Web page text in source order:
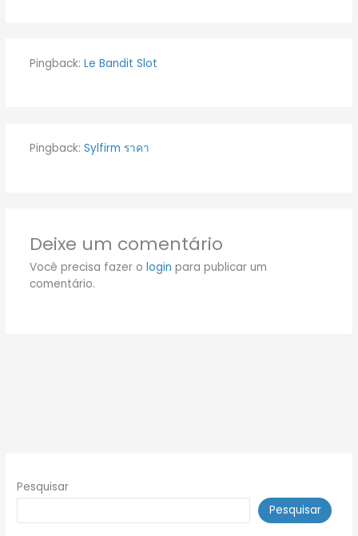
Pingback: Le Bandit Slot
Pingback: Sylfirm ราคา
Deixe um comentário
Você precisa fazer o login para publicar um
comentário.
Pesquisar
Pesquisar